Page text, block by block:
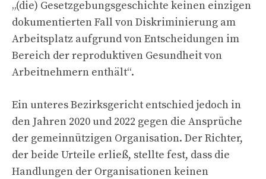
„(die) Gesetzgebungsgeschichte keinen einzigen
dokumentierten Fall von Diskriminierung am
Arbeitsplatz aufgrund von Entscheidungen im
Bereich der reproduktiven Gesundheit von
Arbeitnehmern enthält“.
Ein unteres Bezirksgericht entschied jedoch in
den Jahren 2020 und 2022 gegen die Ansprüche
der gemeinnützigen Organisation. Der Richter,
der beide Urteile erließ, stellte fest, dass die
Handlungen der Organisationen keinen